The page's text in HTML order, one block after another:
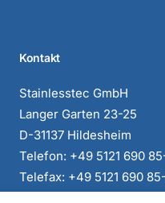
Kontakt
Stainlesstec GmbH
Langer Garten 23-25
D-31137 Hildesheim
Telefon: +49 5121 690
Telefax: +49 5121 690